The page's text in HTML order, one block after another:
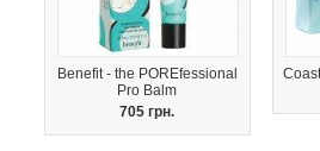
Benefit - the POREfessional
Pro Balm
705 грн.